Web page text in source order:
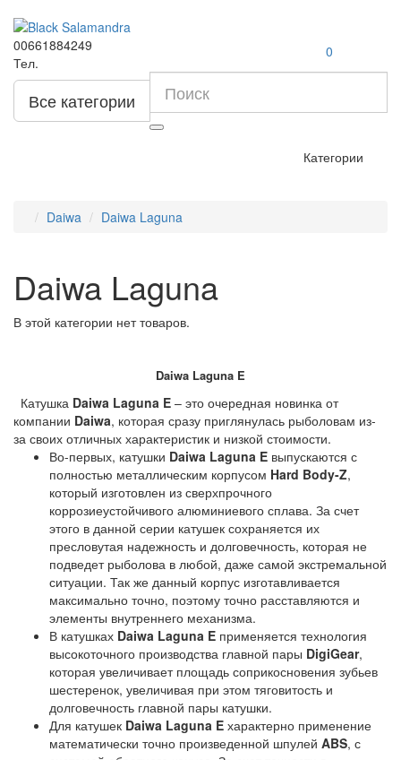
00661884249
Тел.
0
Все категории
Категории
Daiwa Daiwa Laguna
Daiwa Laguna
В этой категории нет товаров.
Daiwa Laguna E
Катушка Daiwa Laguna E – это очередная новинка от
компании Daiwa, которая сразу приглянулась рыболовам из-
за своих отличных характеристик и низкой стоимости.
Во-первых, катушки Daiwa Laguna E выпускаются с
полностью металлическим корпусом Hard Body-Z,
который изготовлен из сверхпрочного
коррозиеустойчивого алюминиевого сплава. За счет
этого в данной серии катушек сохраняется их
пресловутая надежность и долговечность, которая не
подведет рыболова в любой, даже самой экстремальной
ситуации. Так же данный корпус изготавливается
максимально точно, поэтому точно расставляются и
элементы внутреннего механизма.
В катушках Daiwa Laguna E применяется технология
высокоточного производства главной пары DigiGear,
которая увеличивает площадь соприкосновения зубьев
шестеренок, увеличивая при этом тяговитость и
долговечность главной пары катушки.
Для катушек Daiwa Laguna E характерно применение
математически точно произведенной шпулей ABS, с